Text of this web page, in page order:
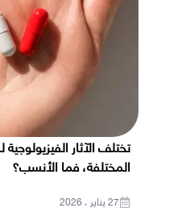
تختلف الآثار
المختلفة، فما الأنسب؟
27 يناير ، 2026